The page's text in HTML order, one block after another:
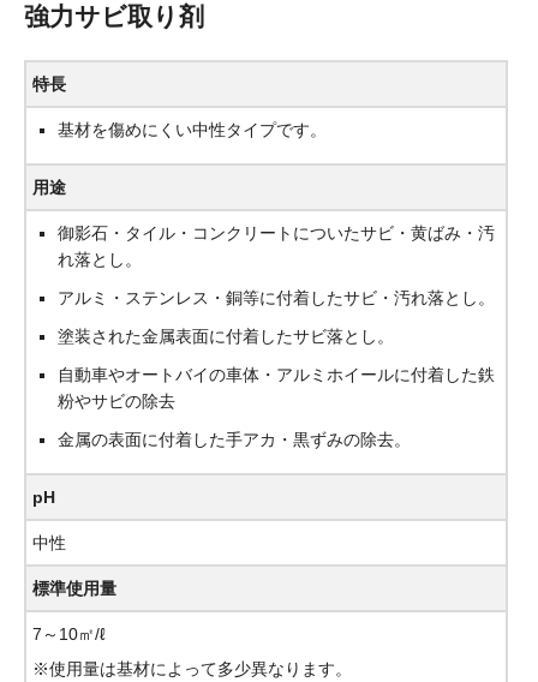
強力サビ取り剤
特長
基材を傷めにくい中性タイプです。
用途
御影石・タイル・コンクリートについたサビ・黄ばみ・汚
れ落とし。
アルミ・ステンレス・銅等に付着したサビ・汚れ落とし。
塗装された金属表面に付着したサビ落とし。
自動車やオートバイの車体・アルミホイールに付着した鉄
粉やサビの除去
金属の表面に付着した手アカ・黒ずみの除去。
pH
中性
標準使用量
7～10㎡/ℓ
※使用量は基材によって多少異なります。